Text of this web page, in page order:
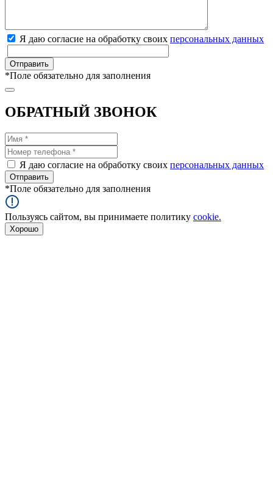
Я даю согласие на обработку своих персональных данных
*Поле обязательно для заполнения
ОБРАТНЫЙ ЗВОНОК
Я даю согласие на обработку своих персональных данных
*Поле обязательно для заполнения
Пользуясь сайтом, вы принимаете политику cookie.
Хорошо